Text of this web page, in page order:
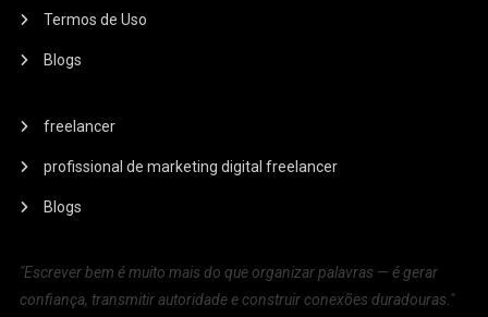
Termos de Uso
Blogs
freelancer
profissional de marketing digital freelancer
Blogs
"Escrever bem é muito mais do que organizar palavras — é gerar
confiança, transmitir autoridade e construir conexões duradouras."